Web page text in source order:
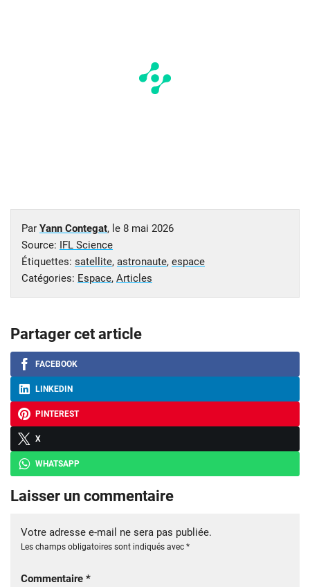
Par Yann Contegat, le 8 mai 2026
Source: IFL Science
Étiquettes: satellite, astronaute, espace
Catégories: Espace, Articles
Partager cet article
FACEBOOK
LINKEDIN
PINTEREST
X
WHATSAPP
Laisser un commentaire
Votre adresse e-mail ne sera pas publiée.
Les champs obligatoires sont indiqués avec *
Commentaire *